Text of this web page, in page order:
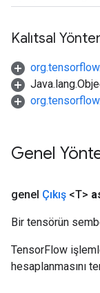
Kalıtsal
Genel
genel Çıkış <T>
Bir tensörün
TensorFlow
hesaplanmasını